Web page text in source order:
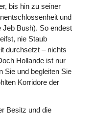
bis hin zu seiner
und
Jeb Bush). So endest
nie Staub
durchsetzt – nichts
Hollande ist nur
Sie und begleiten Sie
Korridore der
Besitz und die